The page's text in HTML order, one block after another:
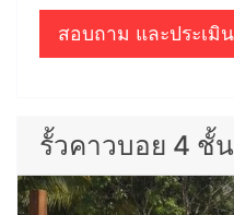
สอบถาม และประเมิ
รั้วคาวบอย 4 ชั้